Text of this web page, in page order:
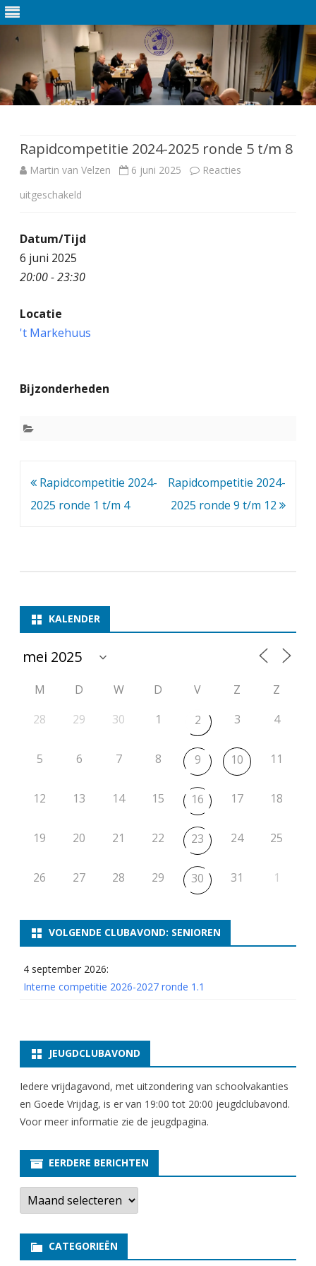
de
inhoud
Rapidcompetitie 2024-2025 ronde 5 t/m 8
Martin van Velzen 6 juni 2025
Reacties
uitgeschakeld
o
d
p
i
0
2
2
n
e
/
m
8
Datum/Tijd
6 juni 2025
20:00 - 23:30
Locatie
't Markehuus
Bijzonderheden
Bericht
navigatie
Rapidcompetitie 2024-
2025 ronde 1 t/m 4
Rapidcompetitie 2024-
2025 ronde 9 t/m 12
KALENDER
M D W D V Z
Z
28
29 30 1 2 3 4
5 6 7 8 9 10 11
12 13 14 15 16 17 18
19 20 21 22 23 24 25
26 27 28 29 30 31 1
VOLGENDE CLUBAVOND: SENIOREN
4 september 2026:
Interne competitie 2026-2027 ronde 1.1
JEUGDCLUBAVOND
Iedere vrijdagavond, met uitzondering van schoolvakanties
en Goede Vrijdag, is er van 19:00 tot 20:00 jeugdclubavond.
Voor meer informatie zie de jeugdpagina.
EERDERE BERICHTEN
E
r
e
e
CATEGORIEËN